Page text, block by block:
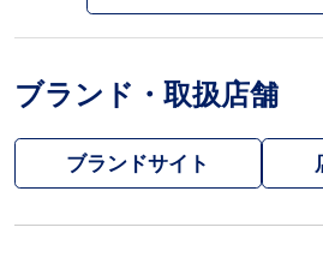
ブランド・取扱店舗
ブランドサイト